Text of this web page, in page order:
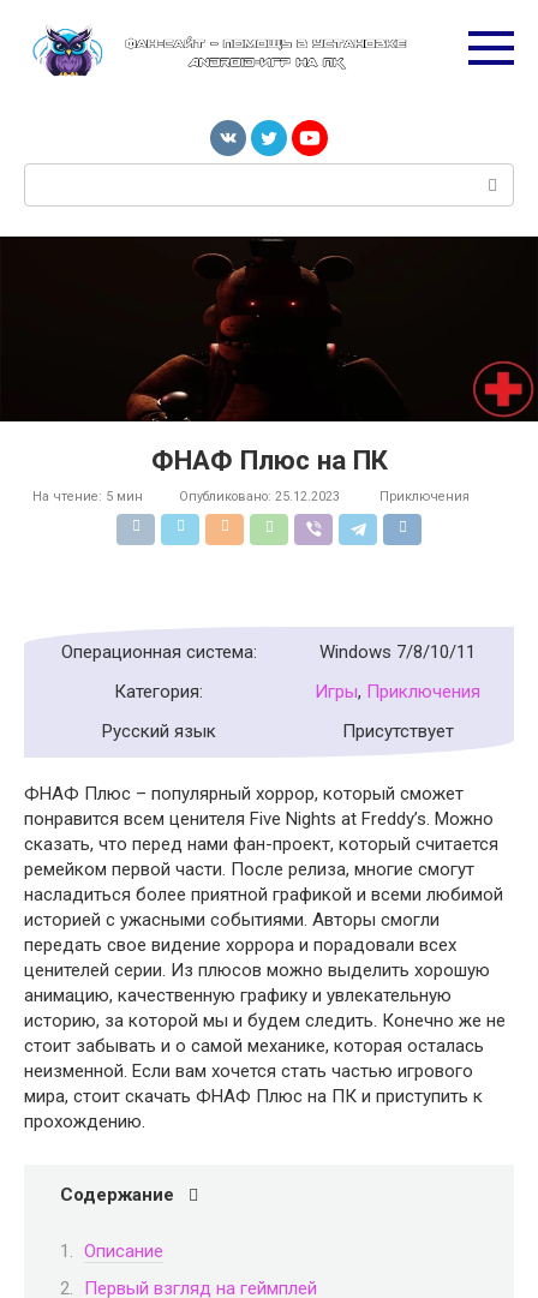
контенту
ФНАФ Плюс на ПК
На чтение: 5 мин Опубликовано: 25.12.2023 Приключения
Операционная система:
Windows 7/8/10/11
Категория:
Игры, Приключения
Русский язык
Присутствует
ФНАФ Плюс – популярный хоррор, который сможет
понравится всем ценителя Five Nights at Freddy’s​. Можно
сказать, что перед нами фан-проект, который считается
ремейком первой части. После релиза, многие смогут
насладиться более приятной графикой и всеми любимой
историей с ужасными событиями. Авторы смогли
передать свое видение хоррора и порадовали всех
ценителей серии. Из плюсов можно выделить хорошую
анимацию, качественную графику и увлекательную
историю, за которой мы и будем следить. Конечно же не
стоит забывать и о самой механике, которая осталась
неизменной. Если вам хочется стать частью игрового
мира, стоит скачать ФНАФ Плюс на ПК и приступить к
прохождению.
Содержание
Описание
Первый взгляд на геймплей